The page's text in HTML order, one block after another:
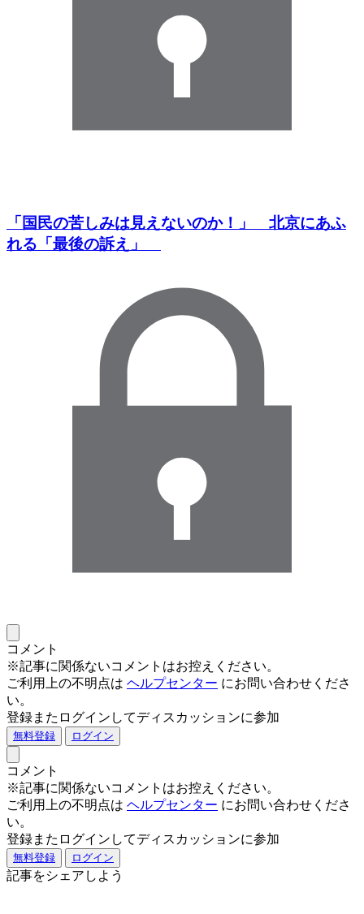
「国民の苦しみは見えないのか！」 北京にあふ
れる「最後の訴え」
コメント
※記事に関係ないコメントはお控えください。
ご利用上の不明点は ヘルプセンター にお問い合わせくださ
い。
登録またログインしてディスカッションに参加
無料登録 ログイン
コメント
※記事に関係ないコメントはお控えください。
ご利用上の不明点は ヘルプセンター にお問い合わせくださ
い。
登録またログインしてディスカッションに参加
無料登録 ログイン
記事をシェアしよう